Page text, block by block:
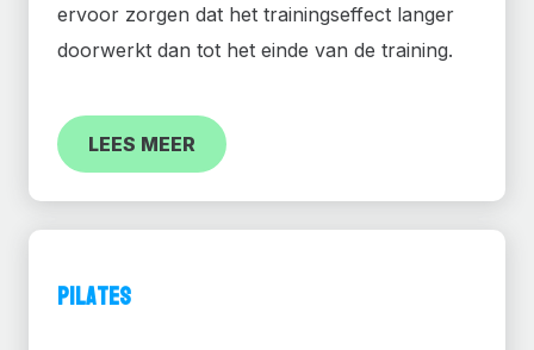
ervoor zorgen dat het trainingseffect langer
doorwerkt dan tot het einde van de training.
LEES MEER
Pilates